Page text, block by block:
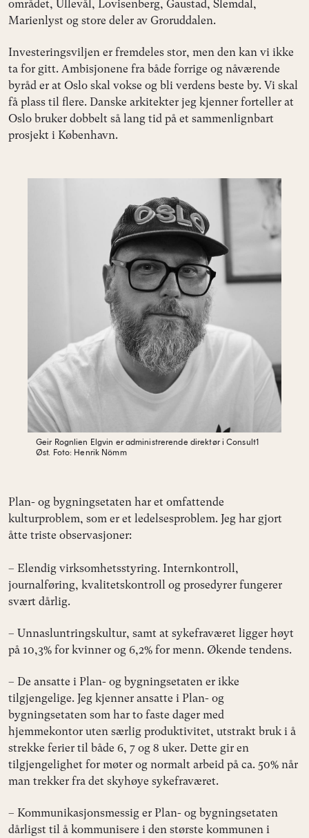
området, Ullevål, Lovisenberg, Gaustad, Slemdal,
Marienlyst og store deler av Groruddalen.
Investeringsviljen er fremdeles stor, men den kan vi ikke
ta for gitt. Ambisjonene fra både forrige og nåværende
byråd er at Oslo skal vokse og bli verdens beste by. Vi skal
få plass til flere. Danske arkitekter jeg kjenner forteller at
Oslo bruker dobbelt så lang tid på et sammenlignbart
prosjekt i København.
Geir Rognlien Elgvin er administrerende direktør i Consult1
Øst. Foto: Henrik Nömm
Plan- og bygningsetaten har et omfattende
kulturproblem, som er et ledelsesproblem. Jeg har gjort
åtte triste observasjoner:
– Elendig virksomhetsstyring. Internkontroll,
journalføring, kvalitetskontroll og prosedyrer fungerer
svært dårlig.
– Unnasluntringskultur, samt at sykefraværet ligger høyt
på 10,3% for kvinner og 6,2% for menn. Økende tendens.
– De ansatte i Plan- og bygningsetaten er ikke
tilgjengelige. Jeg kjenner ansatte i Plan- og
bygningsetaten som har to faste dager med
hjemmekontor uten særlig produktivitet, utstrakt bruk i å
strekke ferier til både 6, 7 og 8 uker. Dette gir en
tilgjengelighet for møter og normalt arbeid på ca. 50% når
man trekker fra det skyhøye sykefraværet.
– Kommunikasjonsmessig er Plan- og bygningsetaten
dårligst til å kommunisere i den største kommunen i